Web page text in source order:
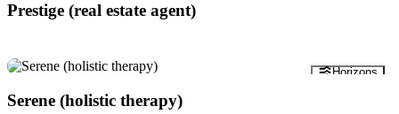
Prestige (real estate agent)
Horizons
Serene (holistic therapy)